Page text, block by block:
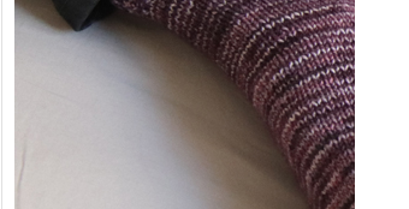
{Tricot} Le défi 2026 :
Je tricote mes
socquettes
C’est la 4ème année
consécutive que
j’organise un défi de…